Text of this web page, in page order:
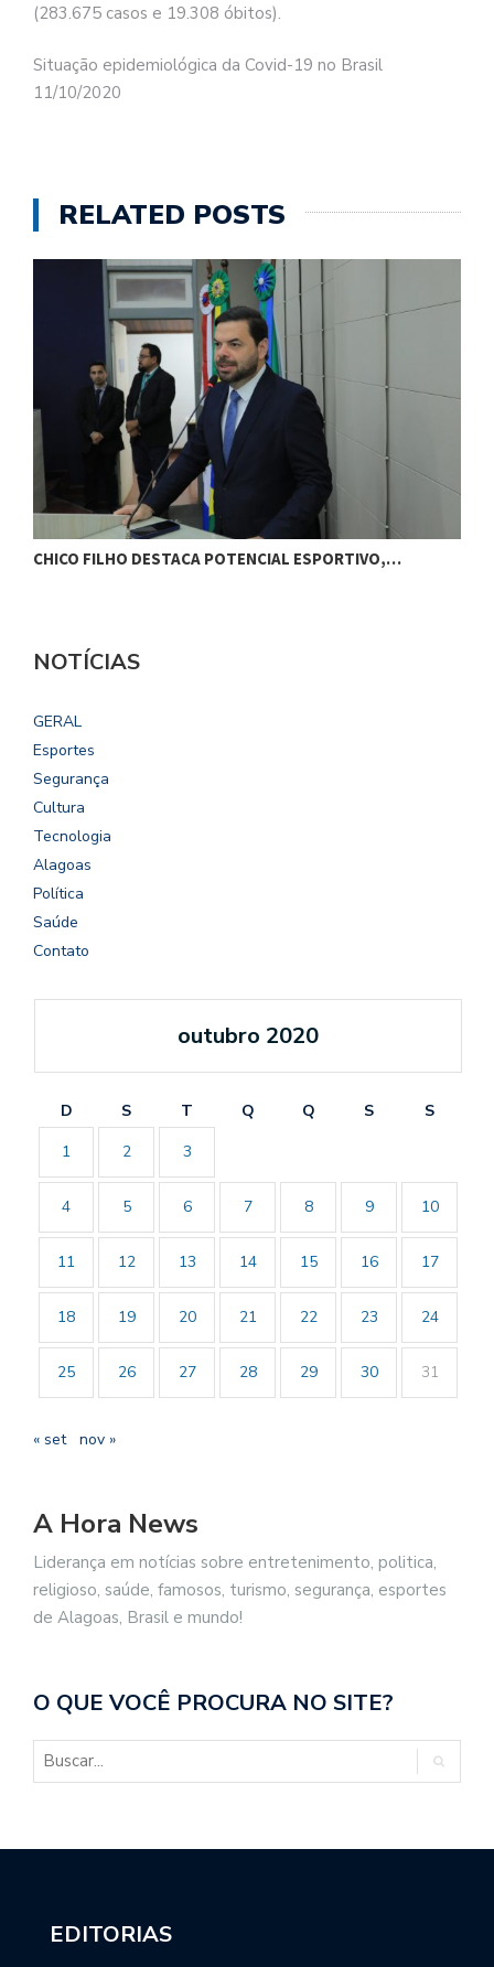
(283.675 casos e 19.308 óbitos).
Situação epidemiológica da Covid-19 no Brasil
11/10/2020
RELATED POSTS
CHICO FILHO DESTACA POTENCIAL ESPORTIVO,…
NOTÍCIAS
GERAL
Esportes
Segurança
Cultura
Tecnologia
Alagoas
Política
Saúde
Contato
outubro 2020
D S T Q Q S
S
1
2 3
4 5 6 7 8 9 10
11 12 13 14 15 16 17
18 19 20 21 22 23 24
25 26 27 28 29 30 31
« set nov »
A Hora News
Liderança em notícias sobre entretenimento, politica,
religioso, saúde, famosos, turismo, segurança, esportes
de Alagoas, Brasil e mundo!
O QUE VOCÊ PROCURA NO SITE?
EDITORIAS